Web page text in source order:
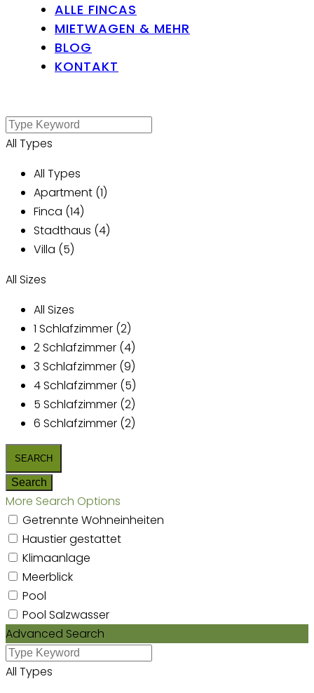
ALLE FINCAS
MIETWAGEN & MEHR
BLOG
KONTAKT
All Types
All Types
Apartment (1)
Finca (14)
Stadthaus (4)
Villa (5)
All Sizes
All Sizes
1 Schlafzimmer (2)
2 Schlafzimmer (4)
3 Schlafzimmer (9)
4 Schlafzimmer (5)
5 Schlafzimmer (2)
6 Schlafzimmer (2)
More Search Options
Getrennte Wohneinheiten
Haustier gestattet
Klimaanlage
Meerblick
Pool
Pool Salzwasser
Advanced Search
All Types